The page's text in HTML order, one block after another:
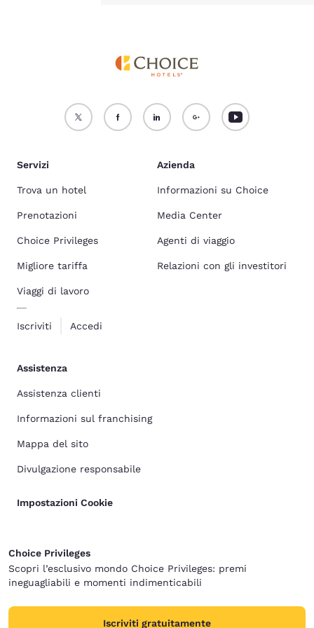
Servizi
Trova un hotel
Prenotazioni
Choice Privileges
Migliore tariffa
Viaggi di lavoro
Iscriviti Accedi
Azienda
Informazioni su Choice
Media Center
Agenti di viaggio
Relazioni con gli investitori
Assistenza
Assistenza clienti
Informazioni sul franchising
Mappa del sito
Divulgazione responsabile
Impostazioni Cookie
Choice Privileges
Scopri l’esclusivo mondo Choice Privileges: premi
ineguagliabili e momenti indimenticabili
Iscriviti gratuitamente